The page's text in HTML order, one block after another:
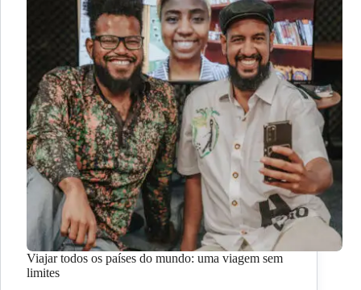
Viajar todos os países do mundo: uma viagem sem
limites